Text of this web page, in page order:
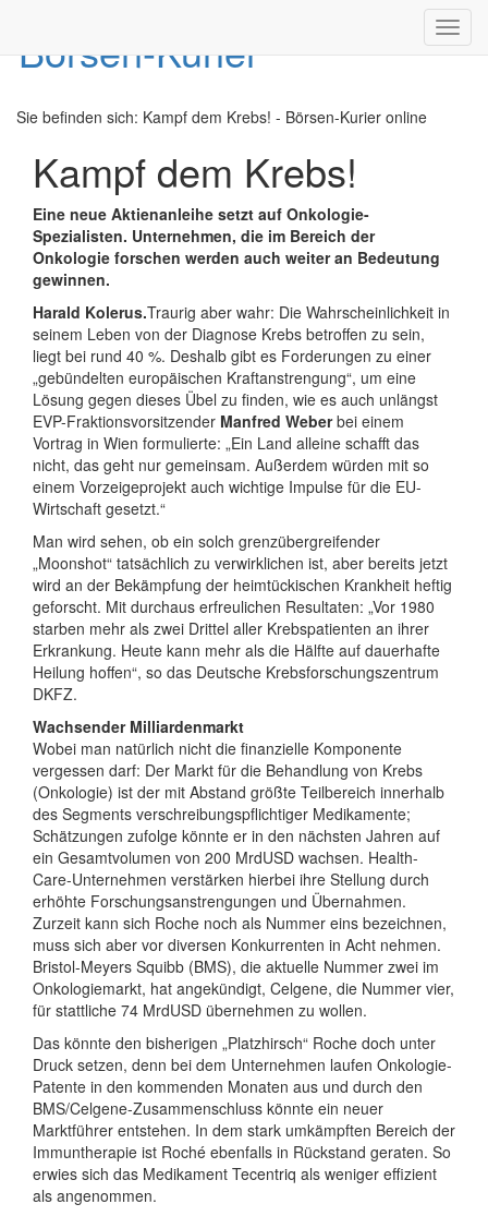
Sie befinden sich: Kampf dem Krebs! - Börsen-Kurier online
Kampf dem Krebs!
Eine neue Aktienanleihe setzt auf Onkologie-
Spezialisten. Unternehmen, die im Bereich der
Onkologie forschen werden auch weiter an Bedeutung
gewinnen.
Harald Kolerus.Traurig aber wahr: Die Wahrscheinlichkeit in
seinem Leben von der Diagnose Krebs betroffen zu sein,
liegt bei rund 40 %. Deshalb gibt es Forderungen zu einer
„gebündelten europäischen Kraftanstrengung“, um eine
Lösung gegen dieses Übel zu finden, wie es auch unlängst
EVP-Fraktionsvorsitzender Manfred Weberbei einem
Vortrag in Wien formulierte: „Ein Land alleine schafft das
nicht, das geht nur gemeinsam. Außerdem würden mit so
einem Vorzeigeprojekt auch wichtige Impulse für die EU-
Wirtschaft gesetzt.“
Man wird sehen, ob ein solch grenzübergreifender
„Moonshot“ tatsächlich zu verwirklichen ist, aber bereits jetzt
wird an der Bekämpfung der heimtückischen Krankheit heftig
geforscht. Mit durchaus erfreulichen Resultaten: „Vor 1980
starben mehr als zwei Drittel aller Krebspatienten an ihrer
Erkrankung. Heute kann mehr als die Hälfte auf dauerhafte
Heilung hoffen“, so das Deutsche Krebsforschungszentrum
DKFZ.
Wachsender Milliardenmarkt
Wobei man natürlich nicht die finanzielle Komponente
vergessen darf: Der Markt für die Behandlung von Krebs
(Onkologie) ist der mit Abstand größte Teilbereich innerhalb
des Segments verschreibungspflichtiger Medikamente;
Schätzungen zufolge könnte er in den nächsten Jahren auf
ein Gesamtvolumen von 200 MrdUSD wachsen. Health-
Care-Unternehmen verstärken hierbei ihre Stellung durch
erhöhte Forschungsanstrengungen und Übernahmen.
Zurzeit kann sich Roche noch als Nummer eins bezeichnen,
muss sich aber vor diversen Konkurrenten in Acht nehmen.
Bristol-Meyers Squibb (BMS), die aktuelle Nummer zwei im
Onkologiemarkt, hat angekündigt, Celgene, die Nummer vier,
für stattliche 74 MrdUSD übernehmen zu wollen.
Das könnte den bisherigen „Platzhirsch“ Roche doch unter
Druck setzen, denn bei dem Unternehmen laufen Onkologie-
Patente in den kommenden Monaten aus und durch den
BMS/Celgene-Zusammenschluss könnte ein neuer
Marktführer entstehen. In dem stark umkämpften Bereich der
Immuntherapie ist Roché ebenfalls in Rückstand geraten. So
erwies sich das Medikament Tecentriq als weniger effizient
als angenommen.